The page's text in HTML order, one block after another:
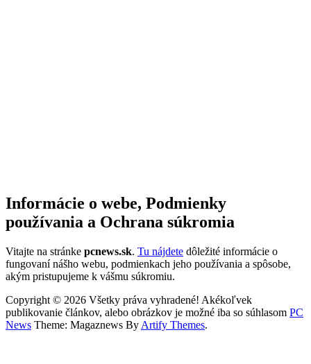
Informácie o webe, Podmienky
používania a Ochrana súkromia
Vitajte na stránke pcnews.sk. Tu nájdete dôležité informácie o
fungovaní nášho webu, podmienkach jeho používania a spôsobe,
akým pristupujeme k vášmu súkromiu.
Copyright © 2026 Všetky práva vyhradené! Akékoľvek
publikovanie článkov, alebo obrázkov je možné iba so súhlasom PC
News Theme: Magaznews By Artify Themes.